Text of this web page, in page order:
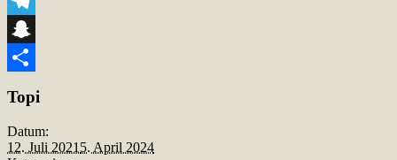
Telegram
Snapchat
Topi
Datum:
12. Juli 2021 5. April 2024